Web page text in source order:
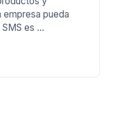
empresa pueda
es ...